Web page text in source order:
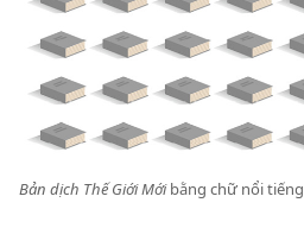
Bản dịch Thế Giới Mớibằng chữ nổi